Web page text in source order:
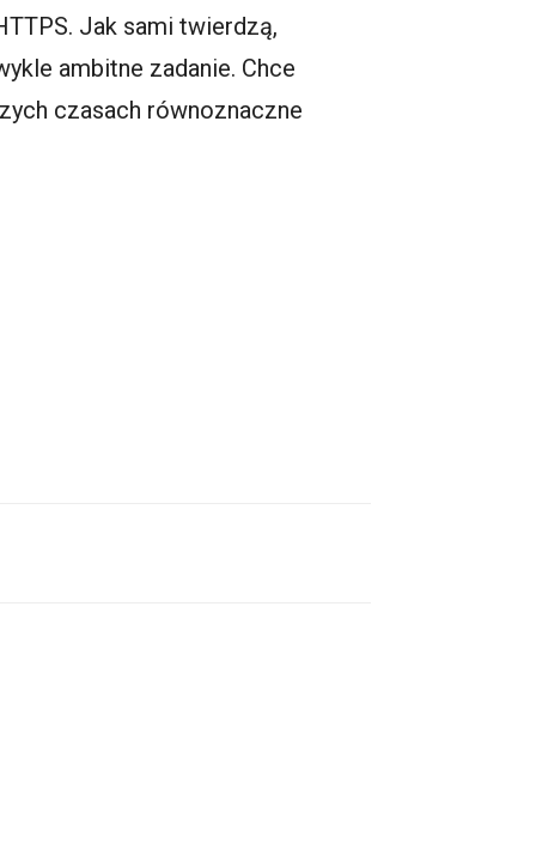
Jak sami twierdzą,
ambitne zadanie. Chce
czasach równoznaczne